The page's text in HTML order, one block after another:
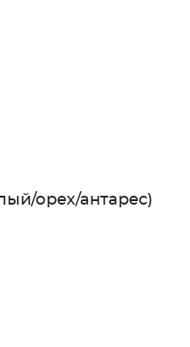
орех/антарес)